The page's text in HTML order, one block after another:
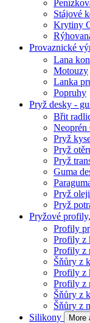
Stájové
Krytiny
Provaznické
Lana
Motouzy
Lanka
Popruhy
Pryž desky -
Břit
Neoprén
Pryž
Pryž
Pryž
Guma
Pryž
Pryž
Pryžové
Profily
Profily z
Profily z
Šňůry z
Profily z
Profily z
Šňůry z
Šňůry z
Silikony
More